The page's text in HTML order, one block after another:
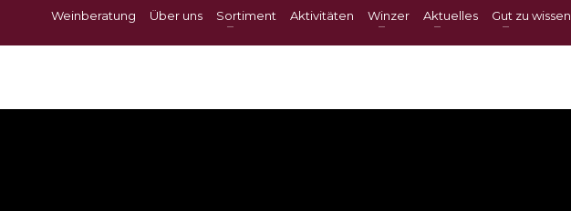
Weinberatung Über uns Sortiment Aktivitäten Winzer Aktuelles Gut zu wissen